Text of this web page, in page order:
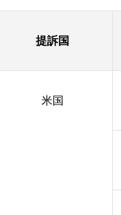
提訴国
米国